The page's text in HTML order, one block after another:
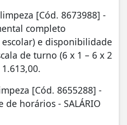
[Cód. 8673988] -
completo
e disponibilidade
de turno (6 x 1 – 6 x 2
1.613,00.
[Cód. 8655288] -
horários - SALÁRIO